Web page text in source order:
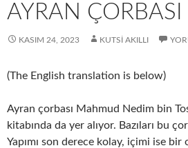
AYRAN ÇORBASI
KASIM 24, 2023 KUTSI AKILLI
(The English translation is below)
Ayran çorbası Mahmud Nedim bin
kitabında da yer alıyor. Bazıları bu
Yapımı son derece kolay, içimi ise